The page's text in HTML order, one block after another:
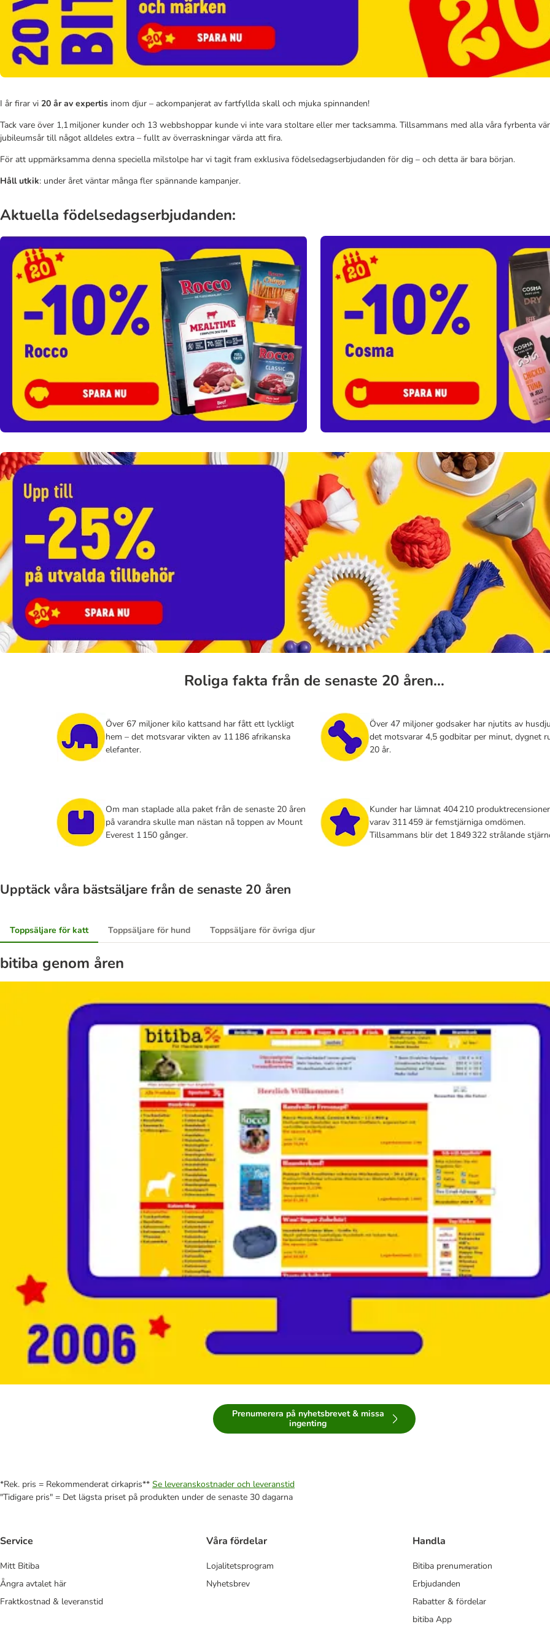
I år firar vi 20 år av expertis inom djur – ackompanjerat av fartfyllda skall och mjuka spinnanden!
Tack vare över 1,1 miljoner kunder och 13 webbshoppar kunde vi inte vara stoltare eller mer tacksamma. Tillsammans med alla våra fyrbenta
jubileumsår till något alldeles extra – fullt av överraskningar värda att fira.
För att uppmärksamma denna speciella milstolpe har vi tagit fram exklusiva födelsedagserbjudanden för dig – och detta är bara början.
Håll utkik: under året väntar många fler spännande kampanjer.
Aktuella födelsedagserbjudanden:
Roliga fakta från de senaste 20 åren…
Över 67 miljoner kilo kattsand har fått ett lyckligt
hem – det motsvarar vikten av 11 186 afrikanska
elefanter.
Över 47 miljoner godsaker har njutits av
det motsvarar 4,5 godbitar per minut, dygnet
20 år.
Om man staplade alla paket från de senaste 20 åren
på varandra skulle man nästan nå toppen av Mount
Everest 1 150 gånger.
Kunder har lämnat 404 210
varav 311 459 är femstjärniga omdömen.
Tillsammans blir det 1 849 322 strålande
Upptäck våra bästsäljare från de senaste 20 åren
Toppsäljare för katt Toppsäljare för hund Toppsäljare för övriga djur
bitiba genom åren
Prenumerera på nyhetsbrevet & missa
ingenting
*Rek. pris = Rekommenderat cirkapris** Se leveranskostnader och leveranstid
"Tidigare pris" = Det lägsta priset på produkten under de senaste 30 dagarna
Service
Mitt Bitiba
Ångra avtalet här
Fraktkostnad & leveranstid
Våra fördelar
Lojalitetsprogram
Nyhetsbrev
Handla
Bitiba prenumeration
Erbjudanden
Rabatter & fördelar
bitiba App